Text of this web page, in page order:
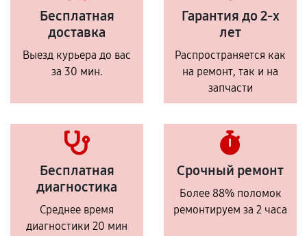
Бесплатная
доставка
Выезд курьера до вас
за 30 мин.
Гарантия до 2-х
лет
Распространяется как
на ремонт, так и на
запчасти
Бесплатная
диагностика
Среднее время
диагностики 20 мин
Срочный ремонт
Более 88% поломок
ремонтируем за 2 часа